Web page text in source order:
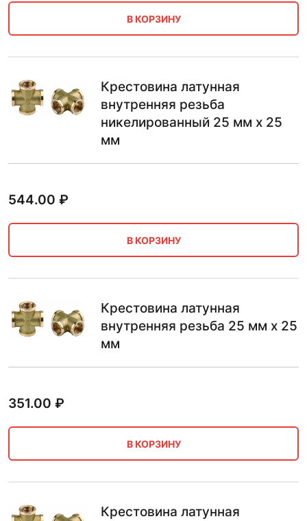
В КОРЗИНУ
Крестовина латунная
внутренняя резьба
никелированный 25 мм х 25
мм
544.00 ₽
В КОРЗИНУ
Крестовина латунная
внутренняя резьба 25 мм х 25
мм
351.00 ₽
В КОРЗИНУ
Крестовина латунная